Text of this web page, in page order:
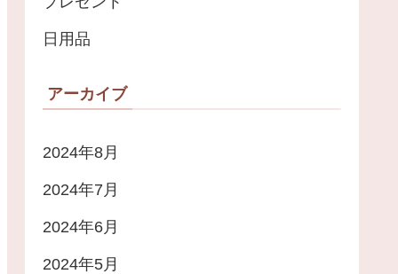
日用品
アーカイブ
2024年8月
2024年7月
2024年6月
2024年5月